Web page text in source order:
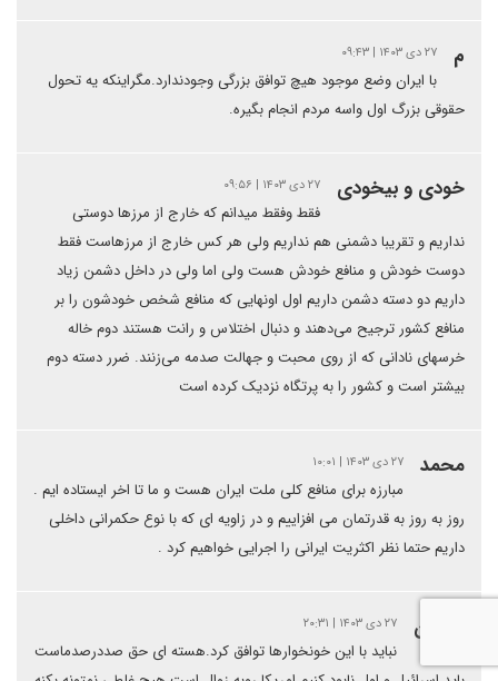
م ۲۷ دی ۱۴۰۳ | ۰۹:۴۳
با ایران وضع موجود هیچ توافق بزرگی وجودندارد.مگراینکه یه تحول
حقوقی بزرگ اول واسه مردم انجام بگیره.
خودی و بیخودی ۲۷ دی ۱۴۰۳ | ۰۹:۵۶
فقط وفقط میدانم که خارج از مرزها دوستی
نداریم و تقریبا دشمنی هم نداریم ولی هر کس خارج از مرزهاست فقط
دوست خودش و منافع خودش هست ولی اما ولی در داخل دشمن زیاد
داریم دو دسته دشمن داریم اول اونهایی که منافع شخص خودشون را بر
منافع کشور ترجیح می‌دهند و دنبال اختلاس و رانت هستند دوم خاله
خرسهای نادانی که از روی محبت و جهالت صدمه می‌زنند. ضرر دسته دوم
بیشتر است و کشور را به پرتگاه نزدیک کرده است
محمد ۲۷ دی ۱۴۰۳ | ۱۰:۰۱
مبارزه برای منافع کلی ملت ایران هست و ما تا اخر ایستاده ایم .
روز به روز به قدرتمان می افزاییم و در زاویه ای که با نوع حکمرانی داخلی
داریم حتما نظر اکثریت ایرانی را اجرایی خواهیم کرد .
سلطان ۲۷ دی ۱۴۰۳ | ۲۰:۳۱
نباید با این خونخوارها توافق کرد.هسته ای حق صددرصدماست